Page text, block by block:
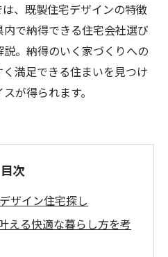
、既製住宅デザインの特徴
で納得できる住宅会社選び
。納得のいく家づくりへの
満足できる住まいを見つけ
が得られます。
目次
ザイン住宅探し
える快適な暮らし方を考